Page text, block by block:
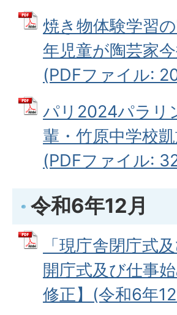
焼き物体験学習
年児童が陶芸家
(PDFファイル:
パリ2024パラリ
輩・竹原中学校
(PDFファイル:
令和6年12月
「現庁舎閉庁式
開庁式及び仕事
修正】(令和6年